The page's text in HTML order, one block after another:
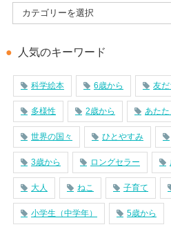
人気のキーワード
科学絵本 6歳から 友だ
多様性 2歳から あたた
世界の国々 ひとやすみ
3歳から ロングセラー
大人 ねこ 子育て
小学生（中学年） 5歳から